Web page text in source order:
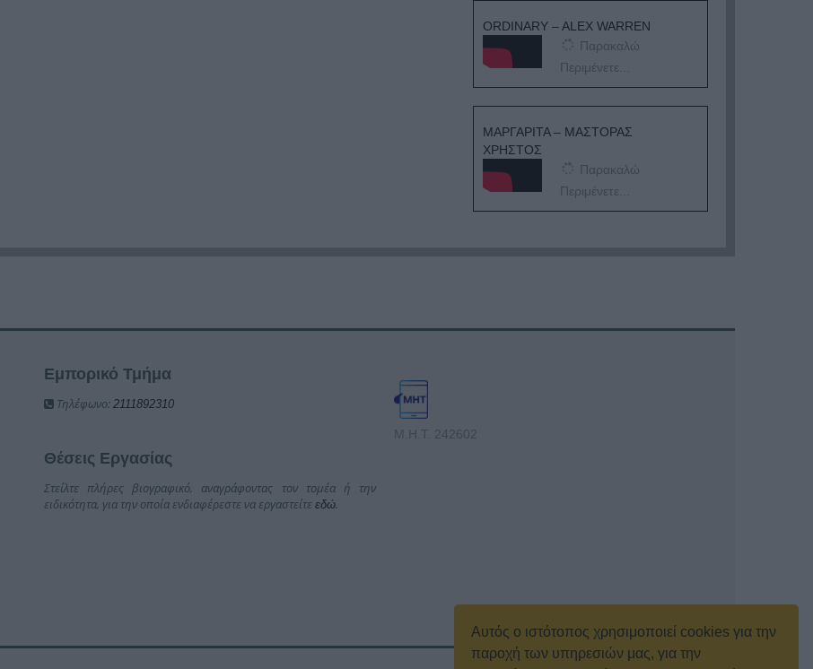
Αυτός ο ιστότοπος χρησιμοποιεί cookies για την
παροχή των υπηρεσιών μας, για την
ORDINARY – ALEX WARREN
Παρακαλώ
Περιμένετε...
ΜΑΡΓΑΡΙΤΑ – ΜΑΣΤΟΡΑΣ
ΧΡΗΣΤΟΣ
Παρακαλώ
Περιμένετε...
Εμπορικό Τμήμα
Τηλέφωνο: 2111892310
Θέσεις Εργασίας
Στείλτε πλήρες βιογραφικό, αναγράφοντας τον τομέα ή την
ειδικότητα, για την οποία ενδιαφέρεστε να εργαστείτε εδώ
Μ.Η.Τ. 242602